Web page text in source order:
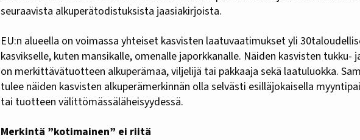
seuraavista alkuperätodistuksista jaasiakirjoista.
EU:n alueella on voimassa yhteiset kasvisten laatuvaatimukset yli
kasvikselle, kuten mansikalle, omenalle japorkkanalle. Näiden kasvisten tukku-
on merkittävätuotteen alkuperämaa, viljelijä tai pakkaaja sekä laatuluokka.
tulee näiden kasvisten alkuperämerkinnän olla selvästi esilläjokaisella
tai tuotteen välittömässäläheisyydessä.
Merkintä ”kotimainen” ei riitä